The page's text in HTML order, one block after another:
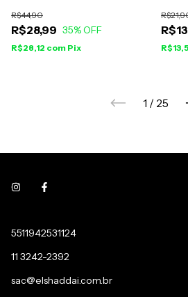
R$28,99
R$44,90
35% OFF
R$28,12 com Pix
1 / 25
5511942531124
11 3242-2392
sac@elshaddai.com.br